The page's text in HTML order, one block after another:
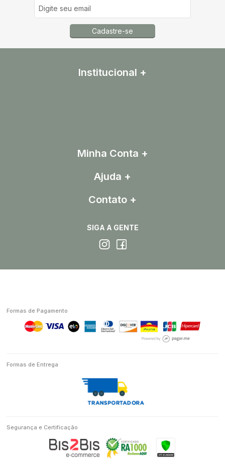
Cadastre-se
Institucional
Minha Conta
Ajuda
Contato
SIGA A GENTE
Formas de Pagamento
Formas de Entrega
Segurança e Certificação